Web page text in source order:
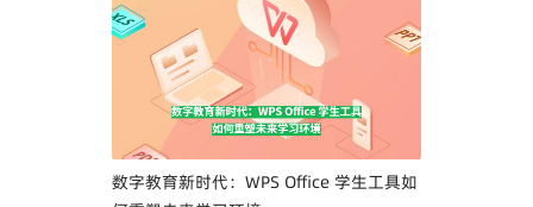
数字教育新时代：WPS Office 学生工具如